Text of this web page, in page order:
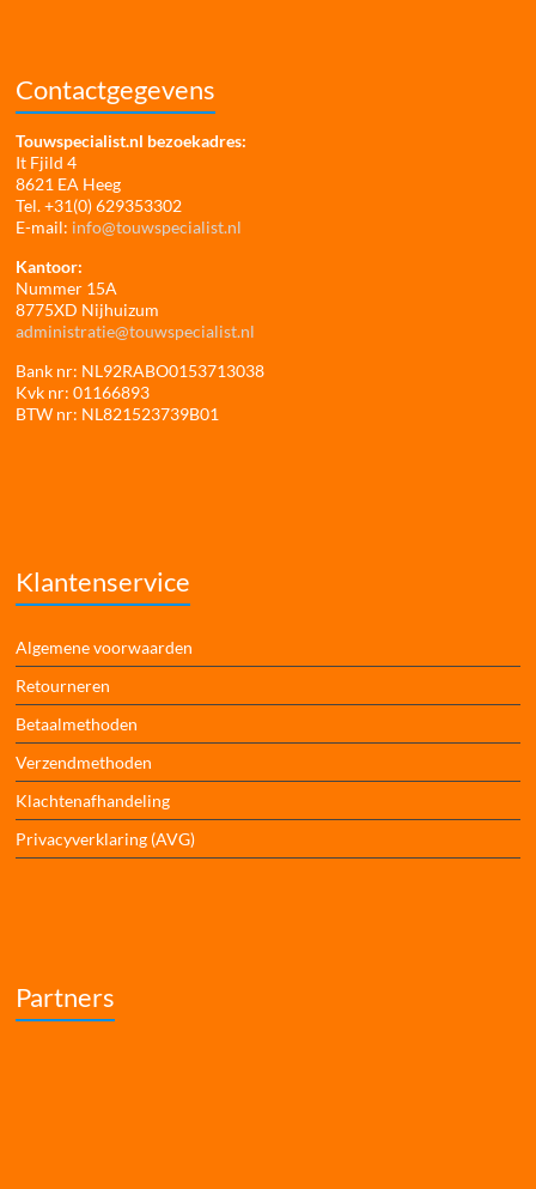
Contactgegevens
Touwspecialist.nl bezoekadres:
It Fjild 4
8621 EA Heeg
Tel. +31(0) 629353302
E-mail: info@touwspecialist.nl
Kantoor:
Nummer 15A
8775XD Nijhuizum
administratie@touwspecialist.nl
Bank nr: NL92RABO0153713038
Kvk nr: 01166893
BTW nr: NL821523739B01
Klantenservice
Algemene voorwaarden
Retourneren
Betaalmethoden
Verzendmethoden
Klachtenafhandeling
Privacyverklaring (AVG)
Partners